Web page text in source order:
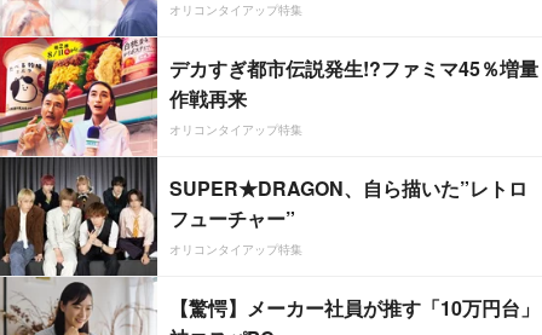
オリコンタイアップ特集
デカすぎ都市伝説発生!?ファミマ45％増量
作戦再来
オリコンタイアップ特集
SUPER★DRAGON、自ら描いた”レトロ
フューチャー”
オリコンタイアップ特集
【驚愕】メーカー社員が推す「10万円台」